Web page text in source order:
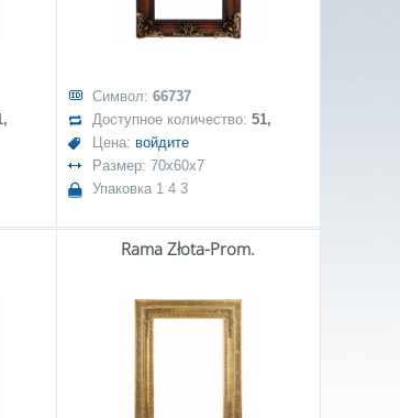
Символ: 66737
Доступное количество: 51,
Цена: войдите
Размер: 70x60x7
Упаковка 1 4 3
Rama Złota-Prom.